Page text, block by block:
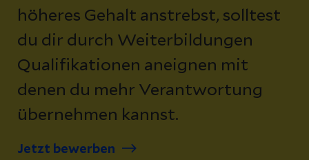
höheres Gehalt anstrebst, solltest
du dir durch Weiterbildungen
Qualifikationen aneignen mit
denen du mehr Verantwortung
übernehmen kannst.
Jetzt bewerben